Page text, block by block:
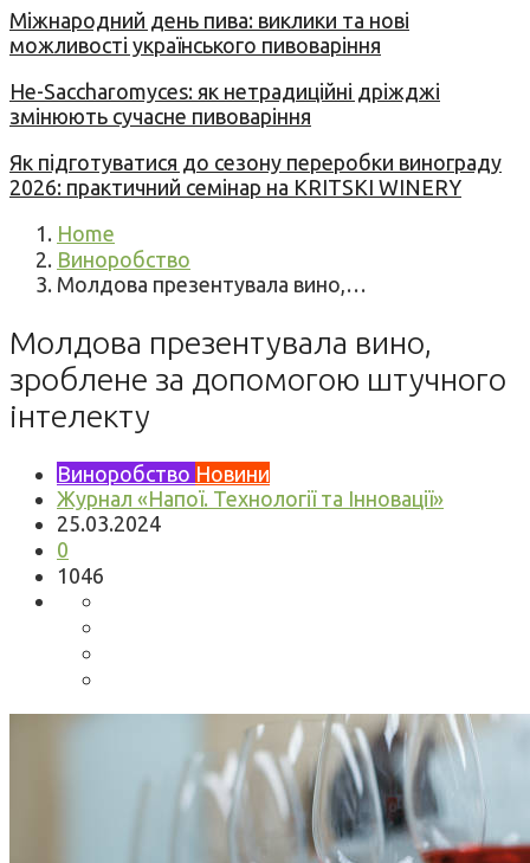
Міжнародний день пива: виклики та нові
можливості українського пивоваріння
Не-Saccharomyces: як нетрадиційні дріжджі
змінюють сучасне пивоваріння
Як підготуватися до сезону переробки винограду
2026: практичний семінар на KRITSKI WINERY
Home
Виноробство
Молдова презентувала вино,…
Молдова презентувала вино,
зроблене за допомогою штучного
інтелекту
Виноробство Новини
Журнал «Напої. Технології та Інновації»
25.03.2024
0
1046